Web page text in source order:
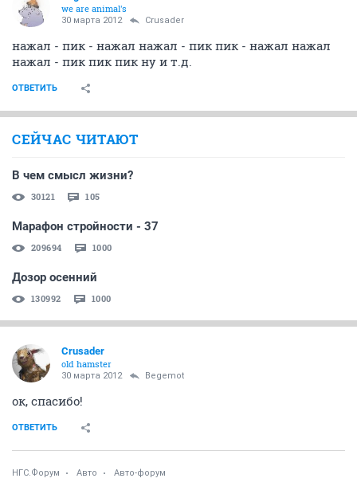
we are animal's
30 марта 2012 Crusader
нажал - пик - нажал нажал - пик пик - нажал нажал
нажал - пик пик пик ну и т.д.
ОТВЕТИТЬ
СЕЙЧАС ЧИТАЮТ
В чем смысл жизни?
30121 105
Марафон стройности - 37
209694 1000
Дозор осенний
130992 1000
Crusader
old hamster
30 марта 2012 Begemot
ок, спасибо!
ОТВЕТИТЬ
НГС.Форум Авто Авто-форум